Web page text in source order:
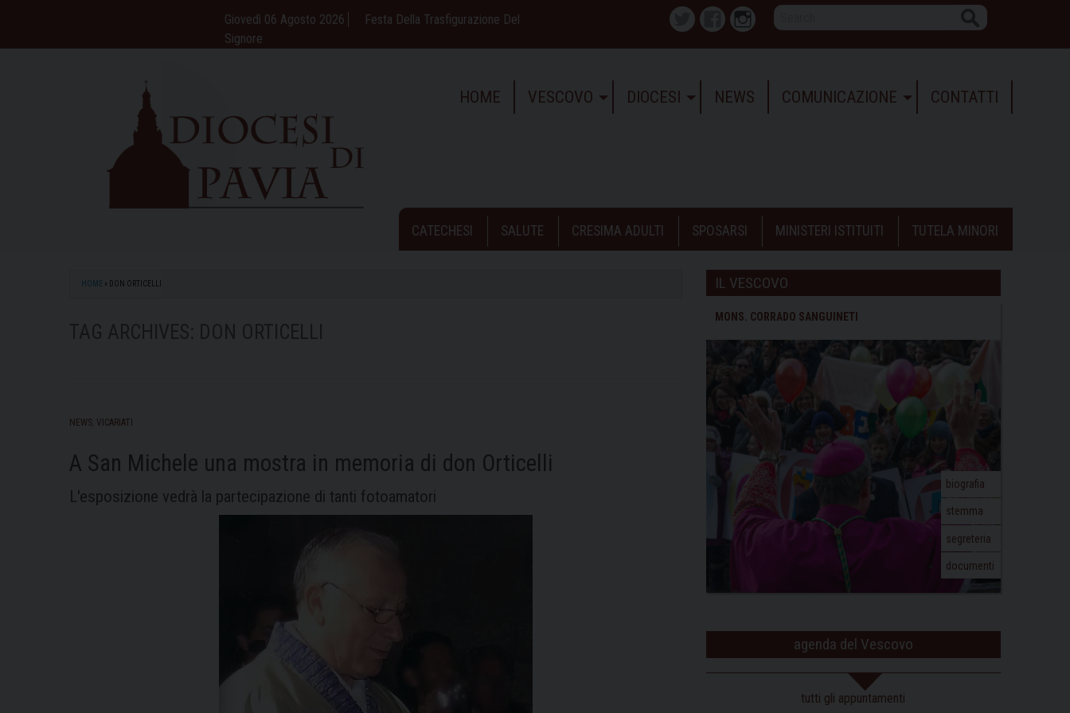
content
Giovedì 06 Agosto 2026
Festa Della Trasfigurazione Del
Signore
Twitter FacebookInstagram
HOME VESCOVO DIOCESI NEWS COMUNICAZIONE CONTATTI
CATECHESI SALUTE CRESIMA ADULTI SPOSARSI MINISTERI ISTITUITI TUTELA MINORI
HOME » DON ORTICELLI
NEWS VICARIATI
A San Michele una mostra in memoria di don Orticelli
L'esposizione vedrà la partecipazione di tanti fotoamatori
IL VESCOVO
MONS. CORRADO SANGUINETI
biografia
stemma
segreteria
documenti
agenda del Vescovo
tutti gli appuntamenti